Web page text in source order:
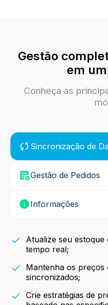
Gestão
em
Conheça as
Sincronização de
Gestão de Pedidos
Informações
Atualize seu
tempo real;
Mantenha os preços
sincronizados;
Crie estratégias de